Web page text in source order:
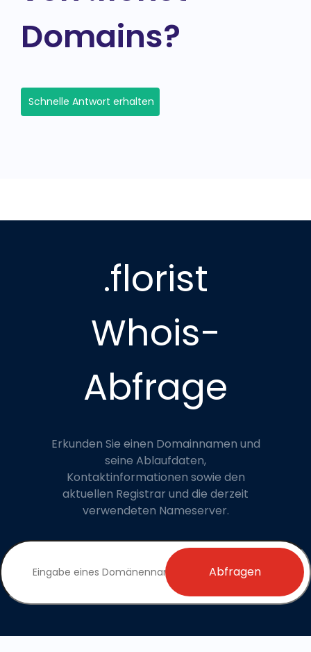
Domains?
Schnelle Antwort erhalten
.florist
Whois-
Abfrage
Erkunden Sie einen Domainnamen und
seine Ablaufdaten,
Kontaktinformationen sowie den
aktuellen Registrar und die derzeit
verwendeten Nameserver.
Abfragen